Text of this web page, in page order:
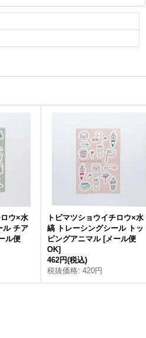
ウ×水
ル チア
ル便
トビマツショウイチロウ×水
縞 トレーシングシール トッ
ピングアニマル [メール便
OK]
462円(税込)
税抜価格: 420円